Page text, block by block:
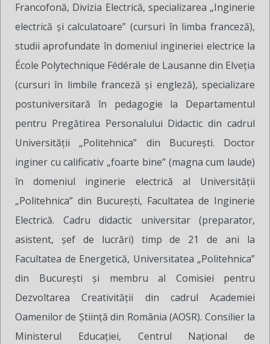
Francofonă, Divizia Electrică, specializarea „Inginerie
electrică și calculatoare” (cursuri în limba franceză),
studii aprofundate în domeniul ingineriei electrice la
École Polytechnique Fédérale de Lausanne din Elveția
(cursuri în limbile franceză și engleză), specializare
postuniversitară în pedagogie la Departamentul
pentru Pregătirea Personalului Didactic din cadrul
Universității „Politehnica” din București. Doctor
inginer cu calificativ „foarte bine” (magna cum laude)
în domeniul inginerie electrică al Universității
„Politehnica” din București, Facultatea de Inginerie
Electrică. Cadru didactic universitar (preparator,
asistent, șef de lucrări) timp de 21 de ani la
Facultatea de Energetică, Universitatea „Politehnica”
din București și membru al Comisiei pentru
Dezvoltarea Creativității din cadrul Academiei
Oamenilor de Știință din România (AOSR). Consilier la
Ministerul Educației, Centrul Național de